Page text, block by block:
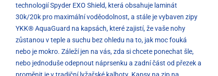
technologií Spyder EXO Shield, která obsahuje laminát
30k/20k pro maximální voděodolnost, a stále je vybaven zipy
YKK® AquaGuard na kapsách, které zajistí, že vaše nohy
zůstanou v teple a suchu bez ohledu na to, jak moc fouká
nebo je mokro. Záleží jen na vás, zda si chcete ponechat šle,
nebo jednoduše odepnout náprsenku a zadní část od přezek a